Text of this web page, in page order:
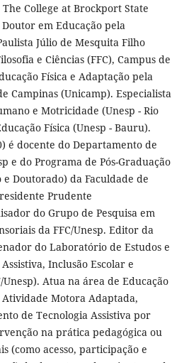
College at Brockport State
em Educação pela
Júlio de Mesquita Filho
e Ciências (FFC), Campus de
Física e Adaptação pela
Campinas (Unicamp). Especialista
e Motricidade (Unesp - Rio
Física (Unesp - Bauru).
é docente do Departamento de
e do Programa de Pós-Graduação
Doutorado) da Faculdade de
Prudente
do Grupo de Pesquisa em
da FFC/Unesp. Editor da
do Laboratório de Estudos e
Inclusão Escolar e
Atua na área de Educação
Atividade Motora Adaptada,
de Tecnologia Assistiva por
na prática pedagógica ou
(como acesso, participação e